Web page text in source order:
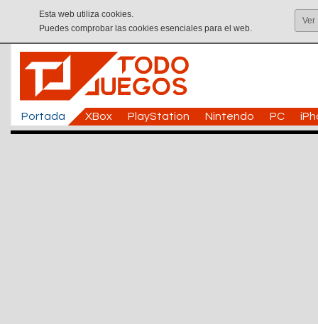
Esta web utiliza cookies.
Puedes comprobar las cookies esenciales para el web.
Ver
Portada XBox PlayStation Nintendo PC